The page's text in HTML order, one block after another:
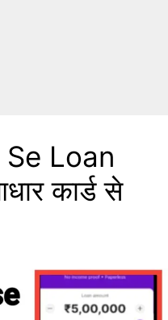
Loan
कार्ड से